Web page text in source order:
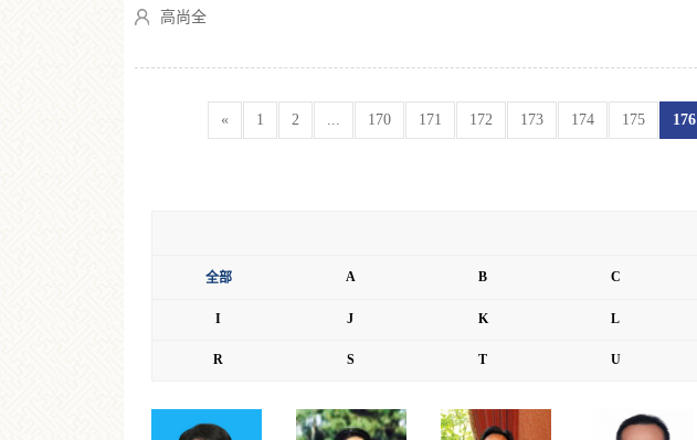
高尚全
« 1 2 ... 170 171 172 173 174 175 176
全部 A B C
I J K L
R S T U